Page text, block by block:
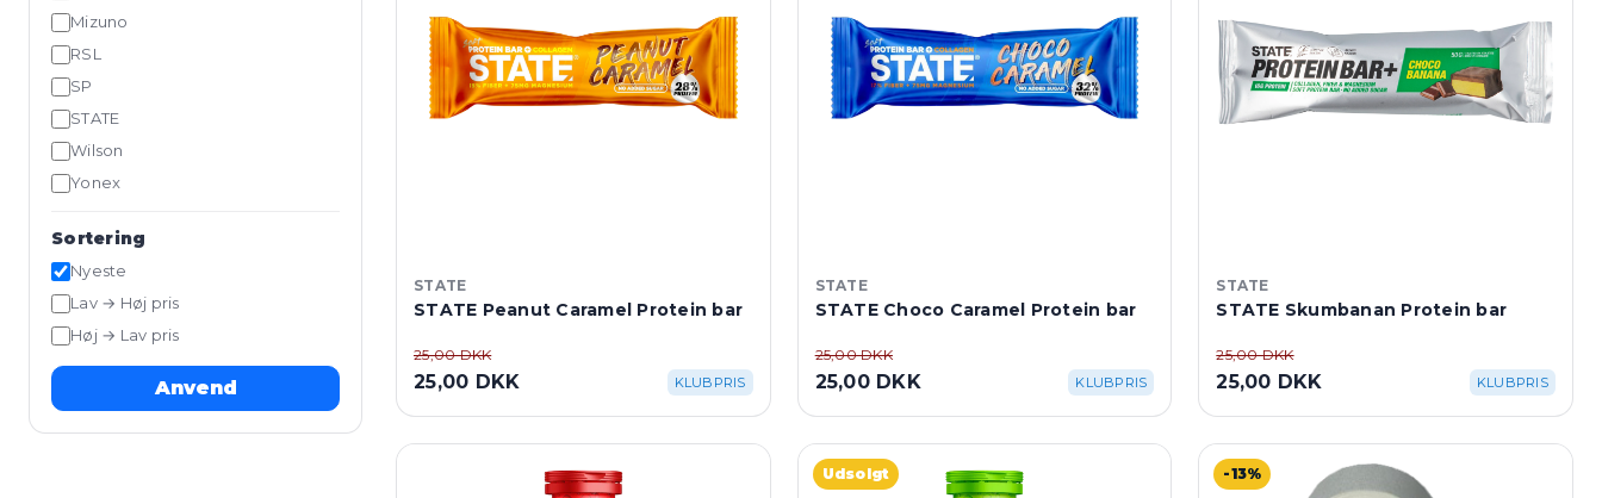
Mizuno
RSL
SP
STATE
Wilson
Yonex
Sortering
Nyeste
Lav → Høj pris
Høj → Lav pris
Anvend
STATE
STATE Peanut Caramel Protein bar
25,00 DKK
25,00 DKK KLUBPRIS
STATE
STATE Choco Caramel Protein bar
25,00 DKK
25,00 DKK KLUBPRIS
STATE
STATE Skumbanan Protein bar
25,00 DKK
25,00 DKK KLUBPRIS
Udsolgt -13%